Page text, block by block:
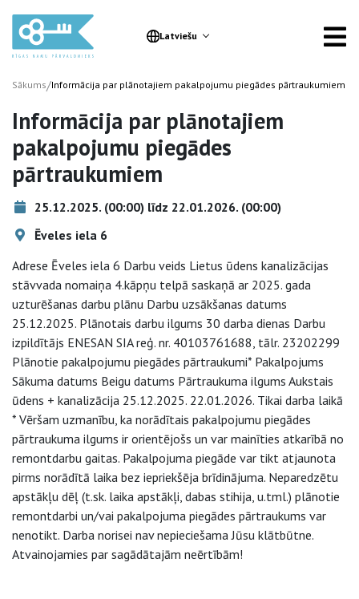
Latviešu
Sākums/Informācija par plānotajiem pakalpojumu piegādes pārtraukumiem
Informācija par plānotajiem
pakalpojumu piegādes
pārtraukumiem
25.12.2025. (00:00) līdz 22.01.2026. (00:00)
Ēveles iela 6
Adrese Ēveles iela 6 Darbu veids Lietus ūdens kanalizācijas
stāvvada nomaiņa 4.kāpņu telpā saskaņā ar 2025. gada
uzturēšanas darbu plānu Darbu uzsākšanas datums
25.12.2025. Plānotais darbu ilgums 30 darba dienas Darbu
izpildītājs ENESAN SIA reģ. nr. 40103761688, tālr. 23202299
Plānotie pakalpojumu piegādes pārtraukumi* Pakalpojums
Sākuma datums Beigu datums Pārtraukuma ilgums Aukstais
ūdens + kanalizācija 25.12.2025. 22.01.2026. Tikai darba laikā
* Vēršam uzmanību, ka norādītais pakalpojumu piegādes
pārtraukuma ilgums ir orientējošs un var mainīties atkarībā no
remontdarbu gaitas. Pakalpojuma piegāde var tikt atjaunota
pirms norādītā laika bez iepriekšēja brīdinājuma. Neparedzētu
apstākļu dēļ (t.sk. laika apstākļi, dabas stihija, u.tml.) plānotie
remontdarbi un/vai pakalpojuma piegādes pārtraukums var
nenotikt. Darba norisei nav nepieciešama Jūsu klātbūtne.
Atvainojamies par sagādātajām neērtībām!